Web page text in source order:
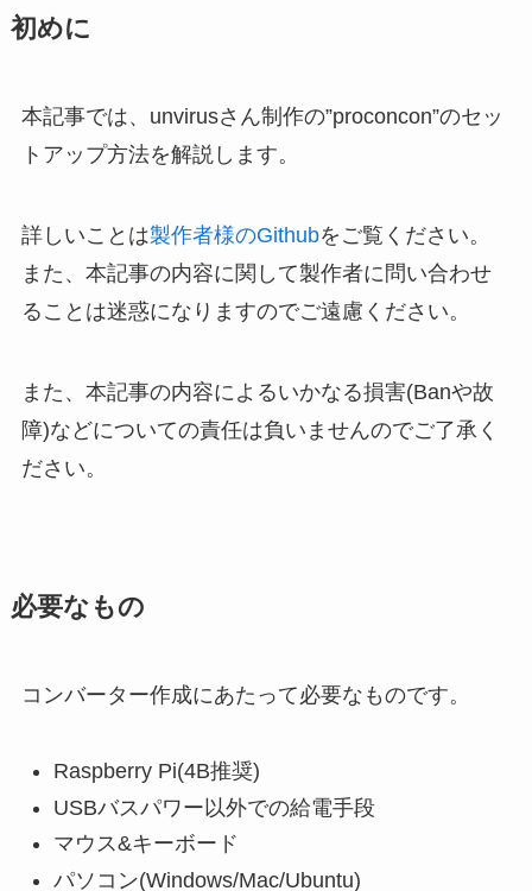
初めに
本記事では、unvirusさん制作の”proconcon”のセッ
トアップ方法を解説します。
詳しいことは製作者様のGithubをご覧ください。
また、本記事の内容に関して製作者に問い合わせ
ることは迷惑になりますのでご遠慮ください。
また、本記事の内容によるいかなる損害(Banや故
障)などについての責任は負いませんのでご了承く
ださい。
必要なもの
コンバーター作成にあたって必要なものです。
Raspberry Pi(4B推奨)
USBバスパワー以外での給電手段
マウス&キーボード
パソコン(Windows/Mac/Ubuntu)